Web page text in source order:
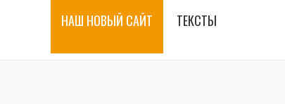
НАШ НОВЫЙ САЙТ ТЕКСТЫ